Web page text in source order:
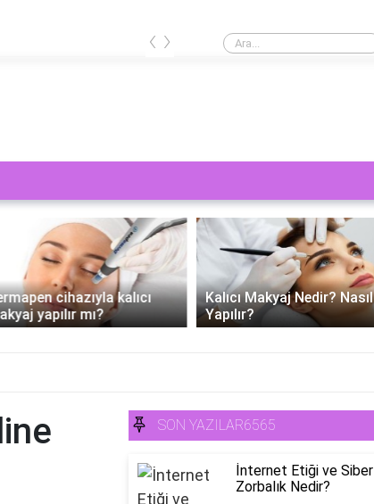
Kaş yaptırmak ne kadar 2024?
‹ ›
cihazıyla kalıcı
yapılır mı?
Kalıcı Makyaj Nedir? Nasıl
Yapılır?
SON YAZILAR6565
İnternet Etiği ve Siber
Zorbalık Nedir?